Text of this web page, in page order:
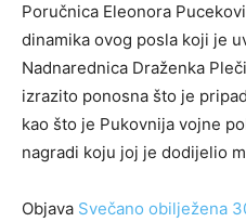
Poručnica Eleonora
dinamika ovog posla koji je
Nadnarednica Draženka
izrazito ponosna što je
kao što je Pukovnija vojne
nagradi koju joj je dodijelio
Objava Svečano obilježena